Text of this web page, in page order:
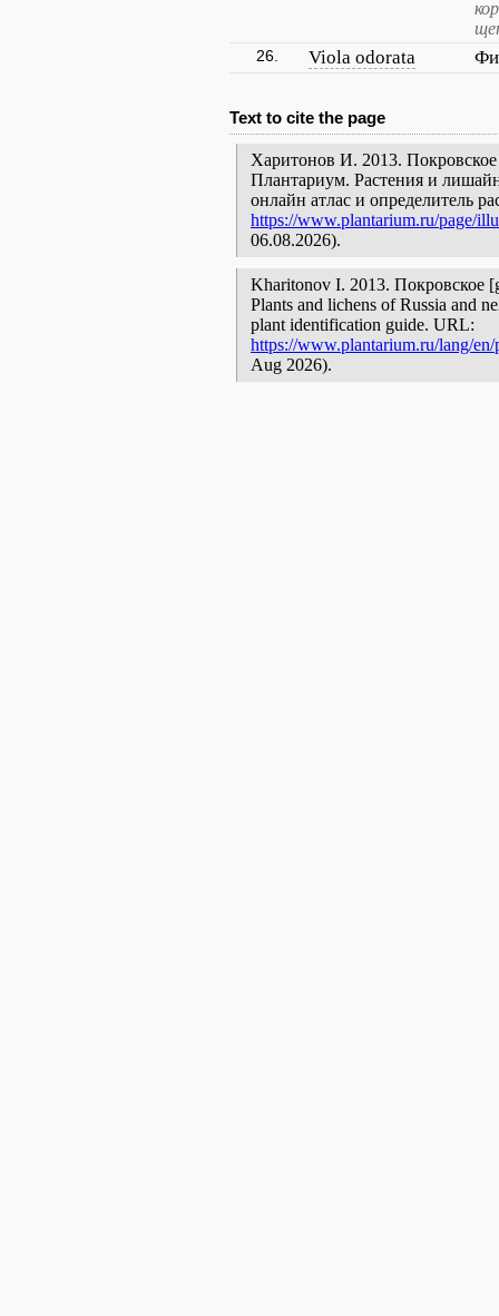
26. Viola odorata
Text to cite the page
Харитонов И. 2013. Покровское
Плантариум. Растения и
онлайн атлас и определитель
https://www.plantarium.ru/page/
06.08.2026).
Kharitonov I. 2013. Покровское
Plants and lichens of Russia and
plant identification guide. URL:
https://www.plantarium.ru/lang/
Aug 2026).